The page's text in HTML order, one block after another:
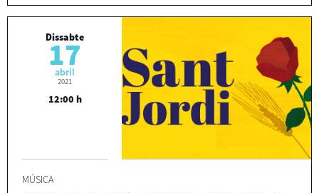
Dissabte
17
abril
2021
12:00 h
MÚSICA